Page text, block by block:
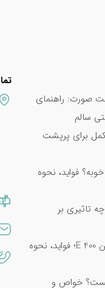
صورت: راهنمای
سالم
برای پرپشت
فواید، نحوه
تاثیری بر
همه چیز درباره ویتامین E 400؛ فواید، نحوه
چیست؟ خواص و